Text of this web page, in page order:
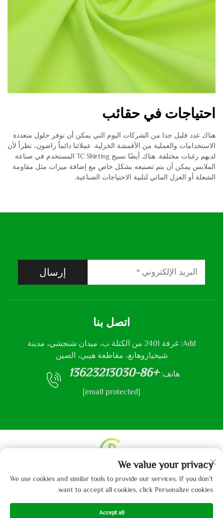
احتياجات في حقائب
هناك عدد قليل جدا من الشركات اليوم التي يمكن أن توفر حلول متعددة
الاستخدامات والعملية من الأقمشة الخزلية. عملائنا دائماً راضون، نظراً لأن
لديهم رغبات مختلفة. هناك أيضًا نسيج TC Shirting المستخدم في صناعة
الملابس يمكن أن يتم تصنيعه بشكل خاص مع إضافة ميزات مثل مقاومة
الشعلة أو العزل المائي لتلبية الاحتياجات الصناعية.
إرسال
اتصل بنا
Add: غرفة 2401 من الكتلة ب، ميدان شنجشي، مدينة
شيجيازوهانغ، مقاطعة هيبي، الصين
هاتف: +86-13623213030
[email protected]
حقوق النشر © 2013-2024 من قبل شركة هيباي جايبو
للمنسوجات المحدودة. سياسة الخصوصية
We value your privacy
We use cookies and similar tools to provide our services. If you don't
want to accept all cookies, click Personalize cookies.
Accept all